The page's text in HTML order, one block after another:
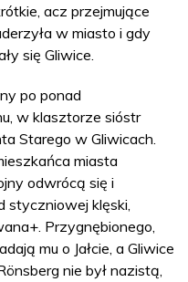
acz przejmujące
w miasto i gdy
się Gliwice.
po ponad
w klasztorze sióstr
Starego w Gliwicach.
miasta
odwrócą się i
styczniowej klęski,
Przygnębionego,
mu o Jałcie, a Gliwice
nie był nazistą,